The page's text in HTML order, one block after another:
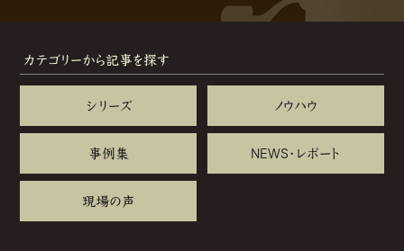
カテゴリーから記事を探す
シリーズ ノウハウ
事例集 NEWS・レポート
現場の声